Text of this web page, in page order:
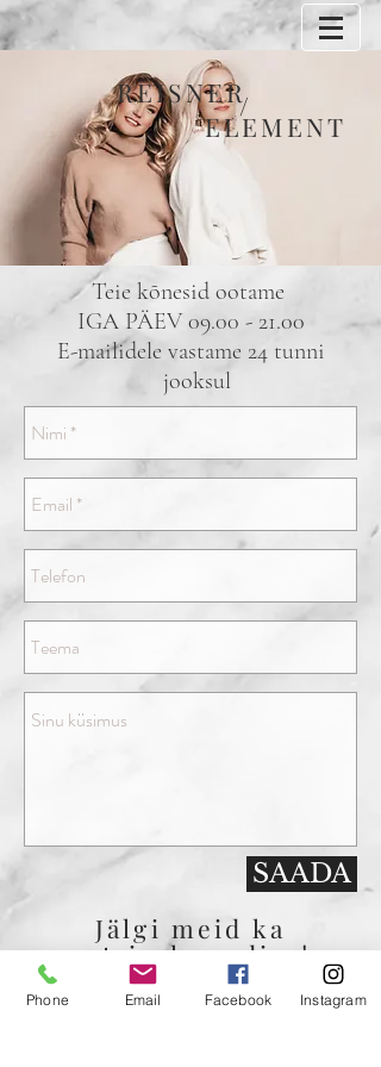
REISNER
/
ELEMENT
Teie kõnesid ootame
IGA PÄEV09.00 - 21.00
E-mailidele vastame 24 tunni
jooksul
Jälgi meid ka
sotsiaalmeedias!
@reisnerelement
SAADA
Phone Email Facebook Instagram